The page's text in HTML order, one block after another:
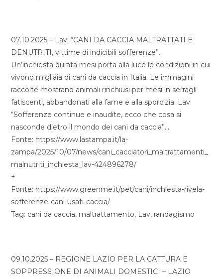
07.10.2025 – Lav: “CANI DA CACCIA MALTRATTATI E
DENUTRITI, vittime di indicibili sofferenze”.
Un’inchiesta durata mesi porta alla luce le condizioni in cui
vivono migliaia di cani da caccia in Italia. Le immagini
raccolte mostrano animali rinchiusi per mesi in serragli
fatiscenti, abbandonati alla fame e alla sporcizia. Lav:
“Sofferenze continue e inaudite, ecco che cosa si
nasconde dietro il mondo dei cani da caccia”…
Fonte: https://www.lastampa.it/la-
zampa/2025/10/07/news/cani_cacciatori_maltrattamenti_
malnutriti_inchiesta_lav-424896278/
+
Fonte: https://www.greenme.it/pet/cani/inchiesta-rivela-
sofferenze-cani-usati-caccia/
Tag: cani da caccia, maltrattamento, Lav, randagismo
09.10.2025 – REGIONE LAZIO PER LA CATTURA E
SOPPRESSIONE DI ANIMALI DOMESTICI – LAZIO